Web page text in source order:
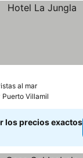
al marVer precios
Puerto Villamil
los precios exactos